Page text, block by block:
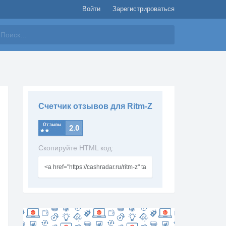
Войти Зарегистрироваться
Счетчик отзывов для Ritm-Z
Скопируйте HTML код: